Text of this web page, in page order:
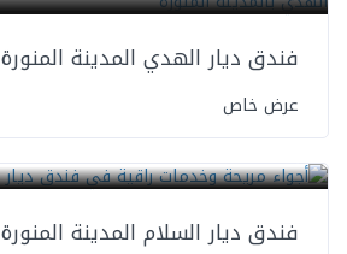
فندق ديار الهدي المدينة المنورة
عرض خاص
فندق ديار السلام المدينة المنورة